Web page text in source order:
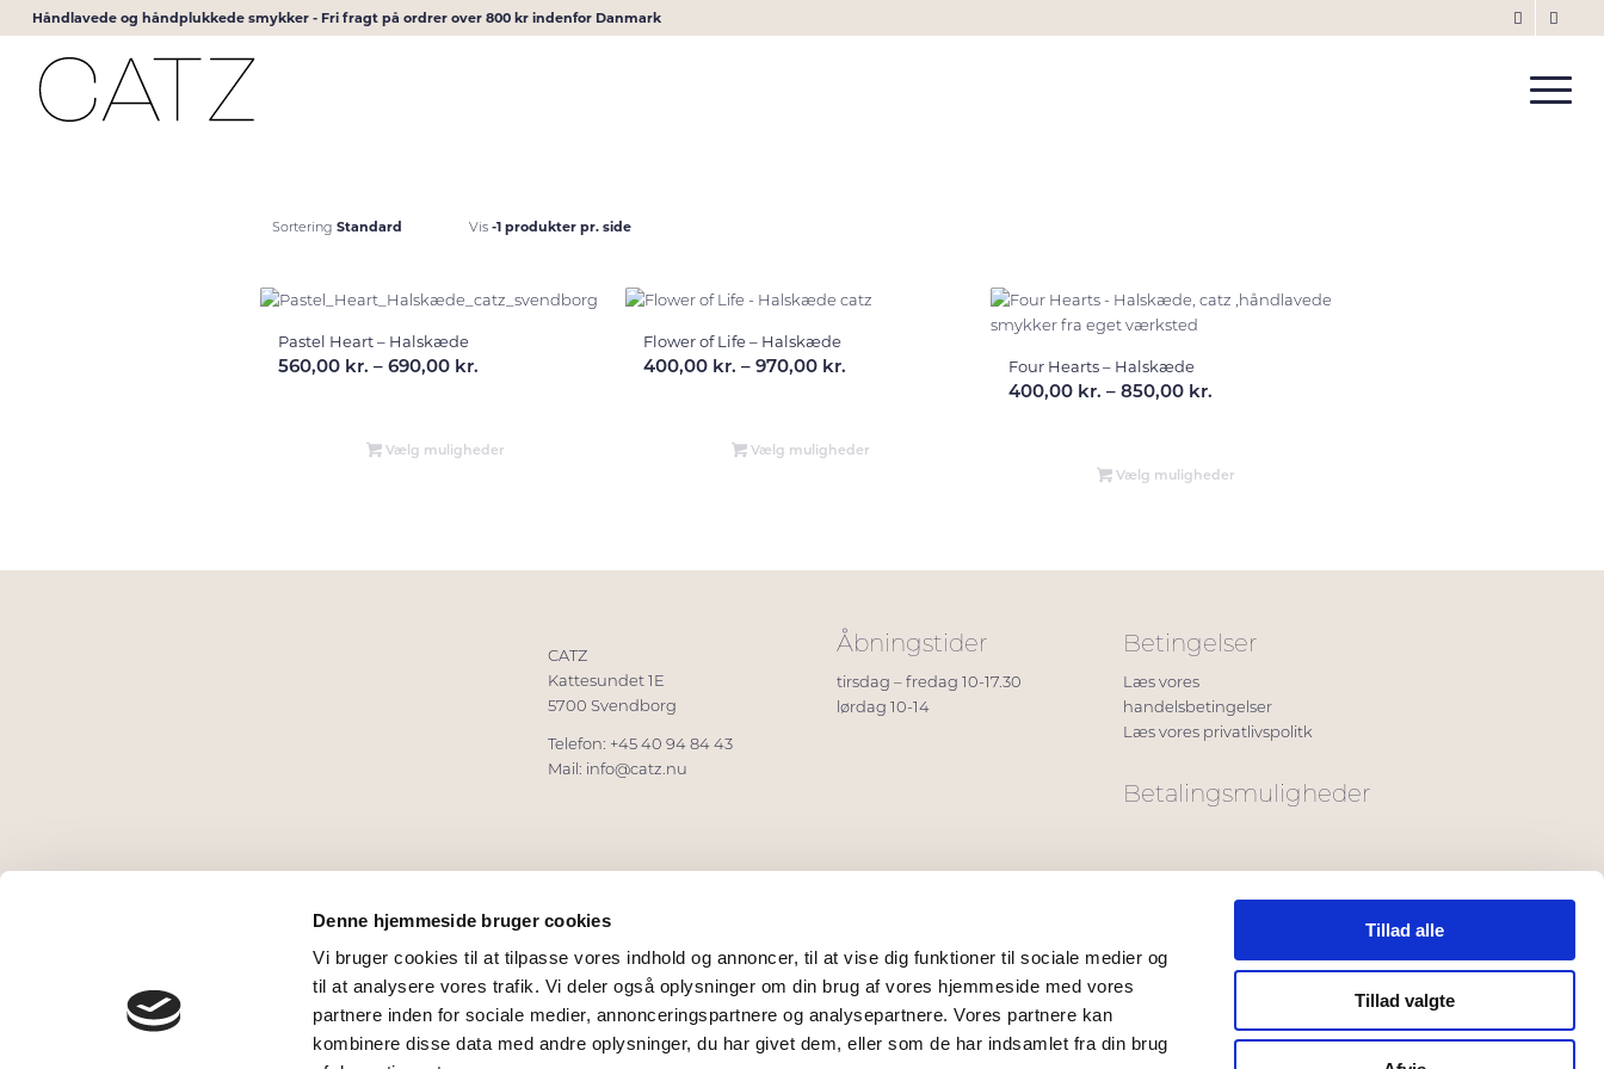
Denne hjemmeside bruger cookies
Vi bruger cookies til at tilpasse vores indhold og annoncer, til at vise dig funktioner til sociale medier og
til at analysere vores trafik. Vi deler også oplysninger om din brug af vores hjemmeside med vores
partnere inden for sociale medier, annonceringspartnere og analysepartnere. Vores partnere kan
kombinere disse data med andre oplysninger, du har givet dem, eller som de har indsamlet fra din brug
Tillad alle
Tillad valgte
Håndlavede og håndplukkede smykker - Fri fragt på ordrer over 800 kr indenfor Danmark
Sortering Standard Vis -1 produkter pr. side
Pastel Heart – Halskæde
560,00 kr. – 690,00 kr.
690,00 kr.
Vælg muligheder
Flower of Life – Halskæde
400,00 kr. – 970,00 kr.Prisinterval:
970,00 kr.
Vælg muligheder
Four Hearts – Halskæde
400,00 kr. – 850,00 kr.Prisinterval:
850,00 kr.
Vælg muligheder
CATZ
Kattesundet 1E
5700 Svendborg
Telefon: +45 40 94 84 43
Mail: info@catz.nu
Åbningstider
tirsdag – fredag 10-17.30
lørdag 10-14
Betingelser
Læs vores
handelsbetingelser
Læs vores privatlivspolitk
Betalingsmuligheder
© Copyright 2025 CATZ - Design by JH-Line